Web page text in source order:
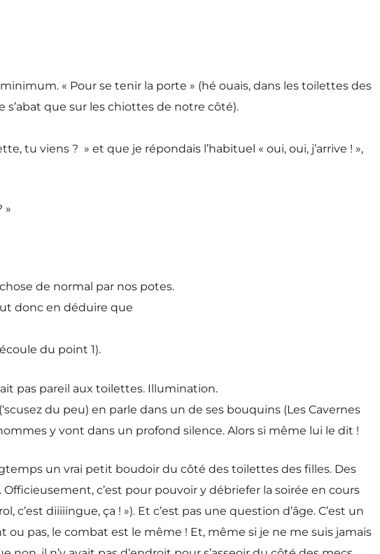
« Pour se tenir la porte » (hé ouais, dans les toilettes des
que sur les chiottes de notre côté).
tu viens ? » et que je répondais l’habituel « oui, oui, j’arrive ! »,
»
de normal par nos potes.
donc en déduire que
du point 1).
pas pareil aux toilettes. Illumination.
(‘scusez du peu) en parle dans un de ses bouquins (Les Cavernes
y vont dans un profond silence. Alors si même lui le dit !
un vrai petit boudoir du côté des toilettes des filles. Des
c’est pour pouvoir y débriefer la soirée en cours
diiiiingue, ça ! »). Et c’est pas une question d’âge. C’est un
pas, le combat est le même ! Et, même si je ne me suis jamais